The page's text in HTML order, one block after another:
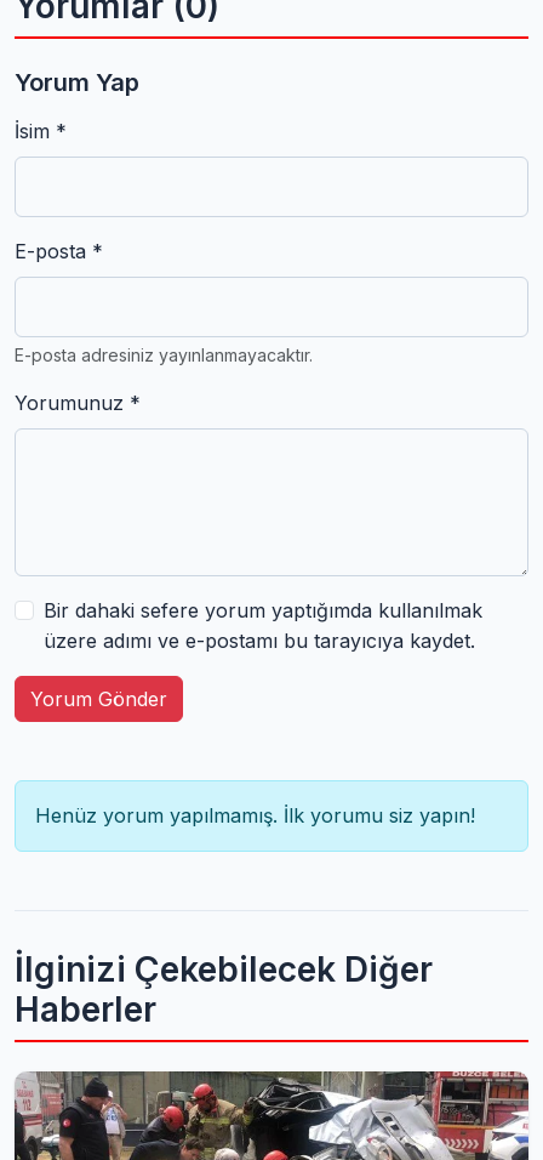
Yorum Yap
İsim *
E-posta *
E-posta adresiniz yayınlanmayacaktır.
Yorumunuz *
Bir dahaki sefere yorum yaptığımda kullanılmak
üzere adımı ve e-postamı bu tarayıcıya kaydet.
Yorum Gönder
Henüz yorum yapılmamış. İlk yorumu siz yapın!
İlginizi Çekebilecek Diğer
Haberler